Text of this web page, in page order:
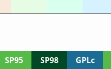
SP95 SP98 GPLc